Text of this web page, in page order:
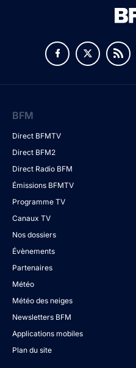
BFM
Direct BFMTV
Direct BFM2
Direct Radio BFM
Émissions BFMTV
Programme TV
Canaux TV
Nos dossiers
Évènements
Partenaires
Météo
Météo des neiges
Newsletters BFM
Applications mobiles
Plan du site